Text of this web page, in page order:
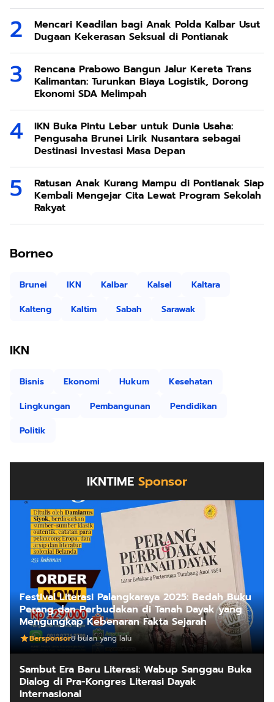
Mencari Keadilan bagi Anak Polda Kalbar Usut
Dugaan Kekerasan Seksual di Pontianak
Rencana Prabowo Bangun Jalur Kereta Trans
Kalimantan: Turunkan Biaya Logistik, Dorong
Ekonomi SDA Melimpah
IKN Buka Pintu Lebar untuk Dunia Usaha:
Pengusaha Brunei Lirik Nusantara sebagai
Destinasi Investasi Masa Depan
Ratusan Anak Kurang Mampu di Pontianak Siap
Kembali Mengejar Cita Lewat Program Sekolah
Rakyat
Borneo
Brunei IKN Kalbar Kalsel
Kaltara
Kalteng
Kaltim Sabah Sarawak
IKN
Bisnis Ekonomi Hukum
Kesehatan
Lingkungan
Pembangunan
Pendidikan
Politik
IKNTIME Sponsor
Festival Literasi Palangkaraya 2025: Bedah Buku
Perang dan Perbudakan di Tanah Dayak yang
Mengungkap Kebenaran Fakta Sejarah
Bersponsor8 bulan yang lalu
Sambut Era Baru Literasi: Wabup Sanggau Buka
Dialog di Pra-Kongres Literasi Dayak
Internasional